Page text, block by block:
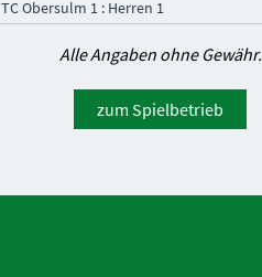
TC Obersulm 1 : Herren 1
Alle Angaben ohne Gewähr.
zum Spielbetrieb